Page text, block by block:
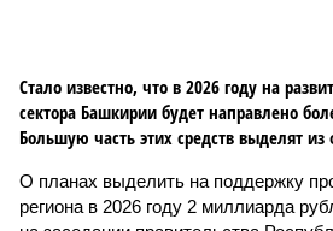
Стало известно, что в 2026 году на
сектора Башкирии будет направлено
Большую часть этих средств выделят
О планах выделить на поддержку
региона в 2026 году 2 миллиарда